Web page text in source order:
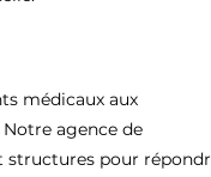
médicaux aux
agence de
structures pour